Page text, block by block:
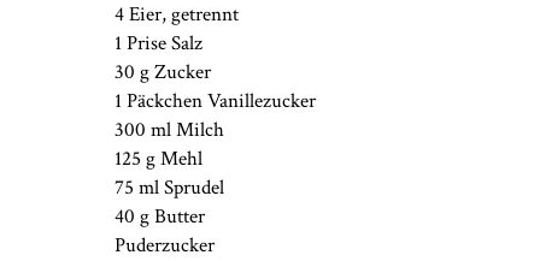
4 Eier, getrennt
1 Prise Salz
30 g Zucker
1 Päckchen Vanillezucker
300 ml Milch
125 g Mehl
75 ml Sprudel
40 g Butter
Puderzucker